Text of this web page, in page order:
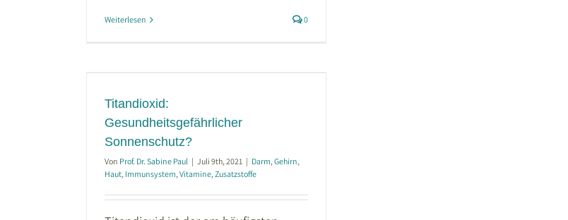
Weiterlesen 0
Titandioxid:
Gesundheitsgefährlicher
Sonnenschutz?
Von Prof. Dr. Sabine Paul | Juli 9th, 2021 | Darm,Gehirn,
Haut, Immunsystem,Vitamine,Zusatzstoffe